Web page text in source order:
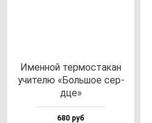
Имен­ной тер­мос­та­кан
учи­те­лю «Боль­шое сер­
дце»
680 руб